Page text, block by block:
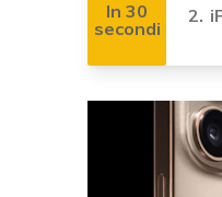
In 30
secondi